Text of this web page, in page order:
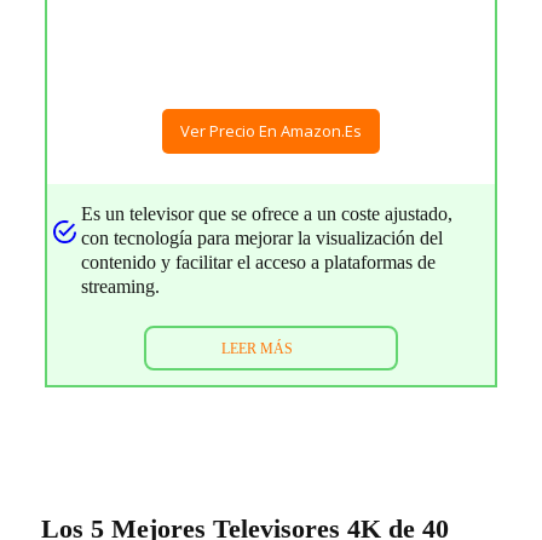
Ver Precio En Amazon.es
Es un televisor que se ofrece a un coste ajustado,
con tecnología para mejorar la visualización del
contenido y facilitar el acceso a plataformas de
streaming.
LEER MÁS
Los 5 Mejores Televisores 4K de 40